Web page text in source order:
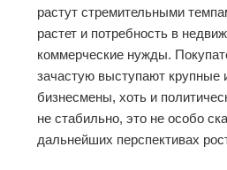
растут стремительными
растет и потребность в
коммерческие нужды.
зачастую выступают крупные
бизнесмены, хоть и
не стабильно, это не особо
дальнейших перспективах